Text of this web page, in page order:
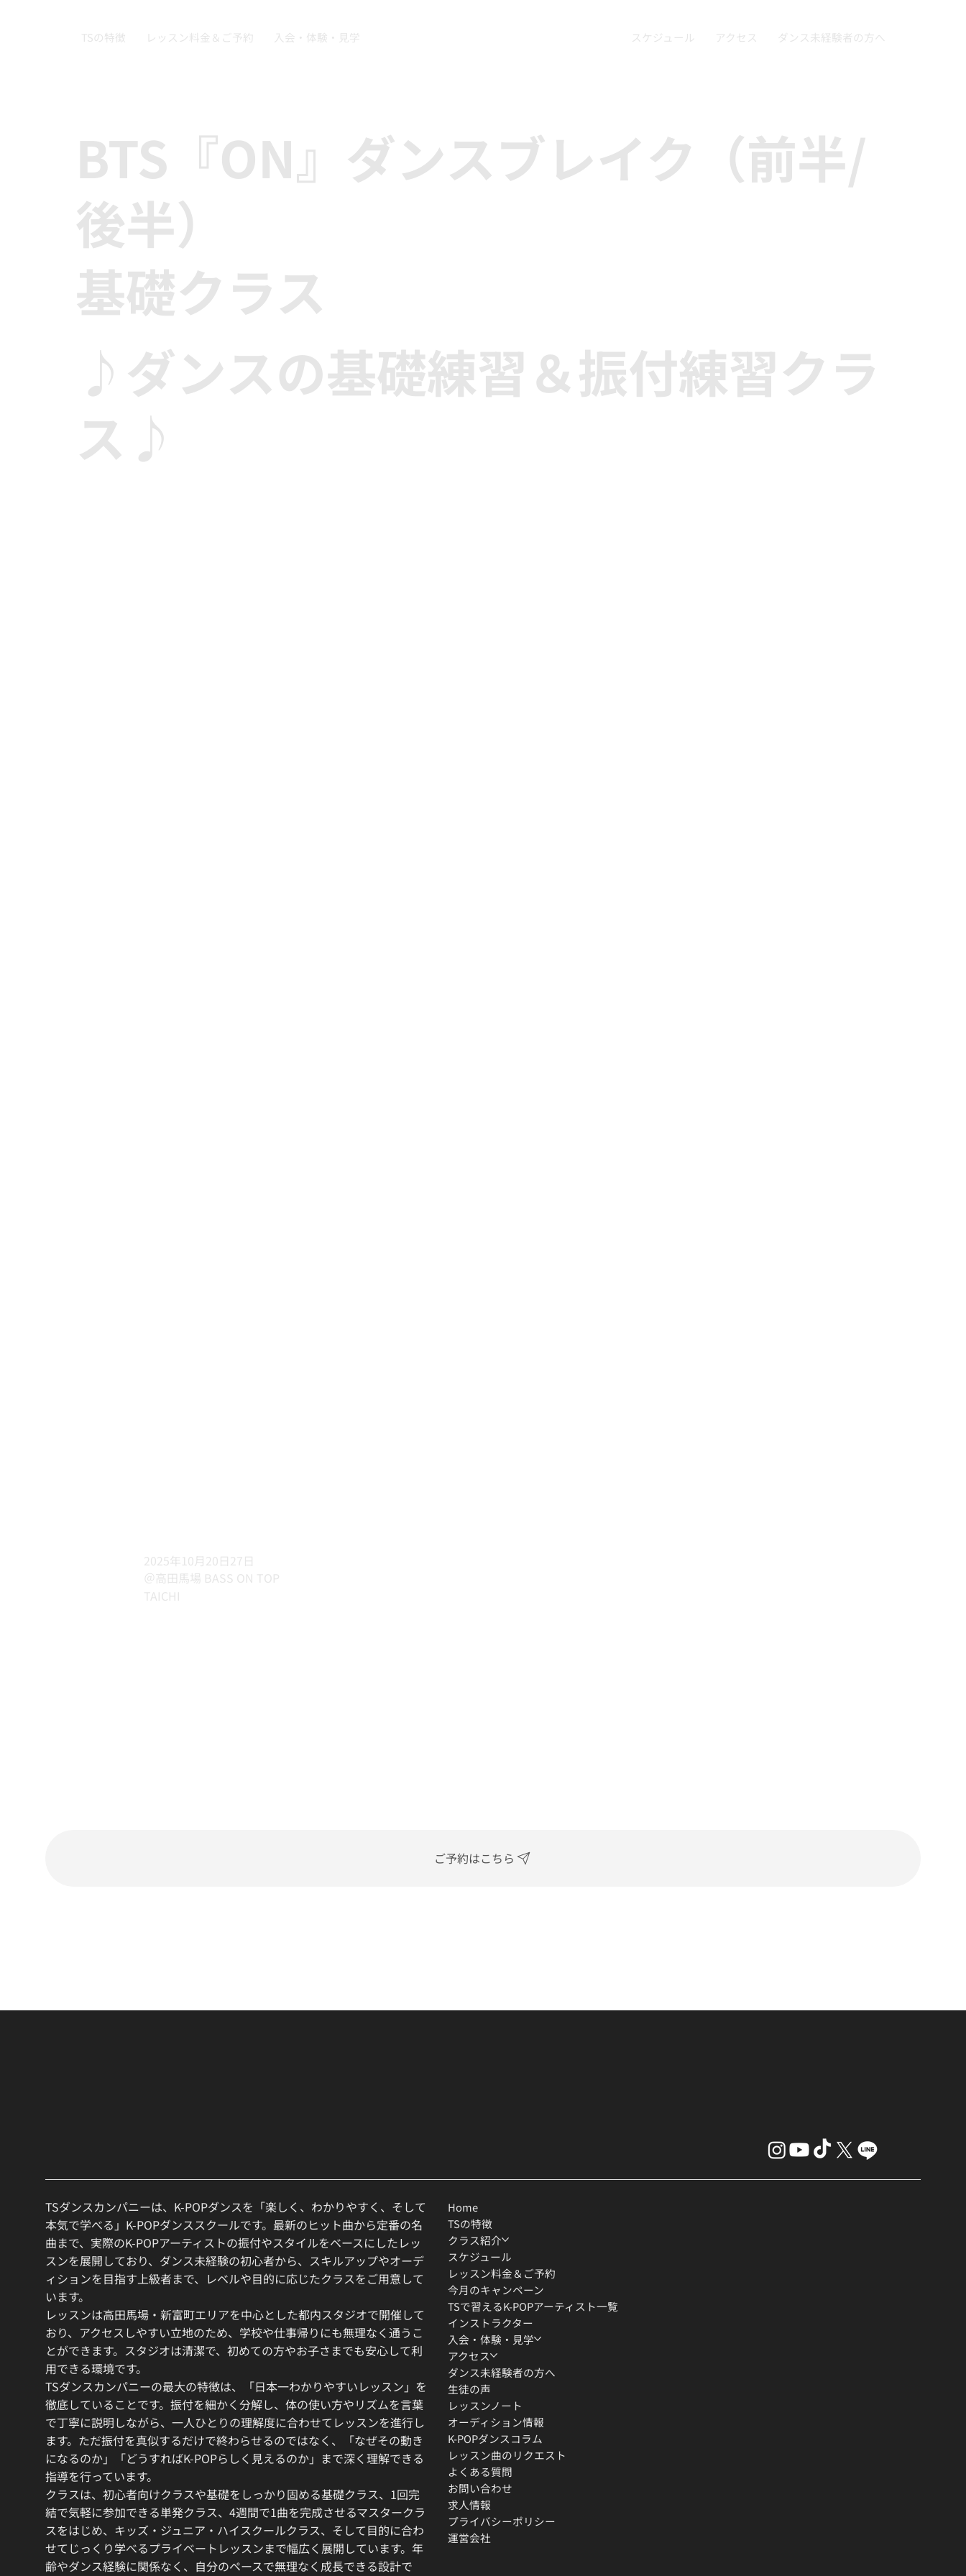
TSの特徴 レッスン料金＆ご予約 入会・体験・見学 スケジュール アクセス ダンス未経験者の方へ
BTS『ON』ダンスブレイク（前半/
後半）
基礎クラス
♪ダンスの基礎練習＆振付練習クラ
ス♪
2025年10月20日27日
＠高田馬場 BASS ON TOP
TAICHI
ご予約はこちら
TSダンスカンパニーは、K-POPダンスを「楽しく、わかりやすく、そして
本気で学べる」K-POPダンススクールです。最新のヒット曲から定番の名
曲まで、実際のK-POPアーティストの振付やスタイルをベースにしたレッ
スンを展開しており、ダンス未経験の初心者から、スキルアップやオーデ
ィションを目指す上級者まで、レベルや目的に応じたクラスをご用意して
います。
レッスンは高田馬場・新富町エリアを中心とした都内スタジオで開催して
おり、アクセスしやすい立地のため、学校や仕事帰りにも無理なく通うこ
とができます。スタジオは清潔で、初めての方やお子さまでも安心して利
用できる環境です。
TSダンスカンパニーの最大の特徴は、「日本一わかりやすいレッスン」を
徹底していることです。振付を細かく分解し、体の使い方やリズムを言葉
で丁寧に説明しながら、一人ひとりの理解度に合わせてレッスンを進行し
ます。ただ振付を真似するだけで終わらせるのではなく、「なぜその動き
になるのか」「どうすればK-POPらしく見えるのか」まで深く理解できる
指導を行っています。
クラスは、初心者向けクラスや基礎をしっかり固める基礎クラス、1回完
結で気軽に参加できる単発クラス、4週間で1曲を完成させるマスタークラ
スをはじめ、キッズ・ジュニア・ハイスクールクラス、そして目的に合わ
せてじっくり学べるプライベートレッスンまで幅広く展開しています。年
齢やダンス経験に関係なく、自分のペースで無理なく成長できる設計で
Home
TSの特徴
クラス紹介
スケジュール
レッスン料金＆ご予約
今月のキャンペーン
TSで習えるK-POPアーティスト一覧
インストラクター
入会・体験・見学
アクセス
ダンス未経験者の方へ
生徒の声
レッスンノート
オーディション情報
K-POPダンスコラム
レッスン曲のリクエスト
よくある質問
お問い合わせ
求人情報
プライバシーポリシー
運営会社